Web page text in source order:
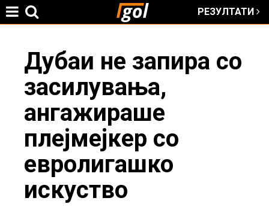
РЕЗУЛТАТИ
here
Дубаи не запира со
засилувања,
ангажираше
плејмејкер со
евролигашко
искуство